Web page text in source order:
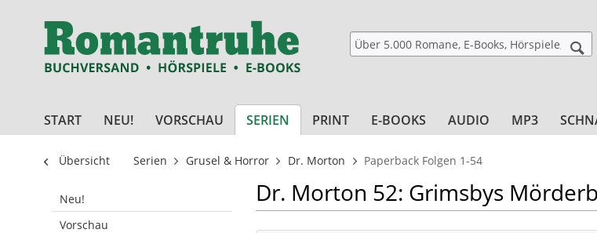
START NEU! VORSCHAU SERIEN PRINT E-BOOKS AUDIO MP3
Übersicht Serien Grusel & Horror Dr. Morton Paperback Folgen 1-54
Neu!
Vorschau
Dr. Morton 52: Grimsbys